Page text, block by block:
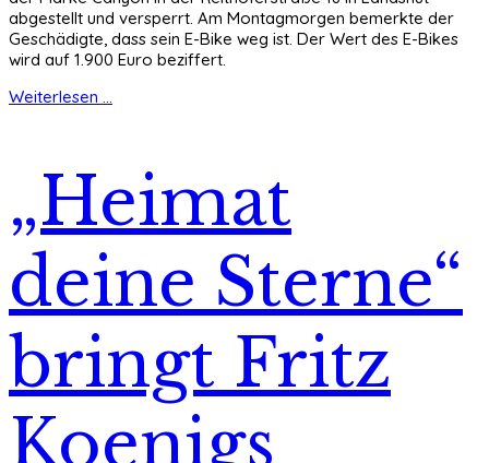
abgestellt und versperrt. Am Montagmorgen bemerkte der
Geschädigte, dass sein E-Bike weg ist. Der Wert des E-Bikes
wird auf 1.900 Euro beziffert.
Weiterlesen ...
„Heimat
deine Sterne“
bringt Fritz
Koenigs